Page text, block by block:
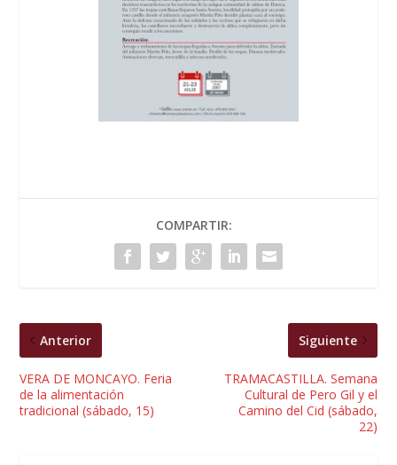
COMPARTIR:
Anterior
VERA DE MONCAYO. Feria
de la alimentación
tradicional (sábado, 15)
Siguiente
TRAMACASTILLA. Semana
Cultural de Pero Gil y el
Camino del Cid (sábado,
22)